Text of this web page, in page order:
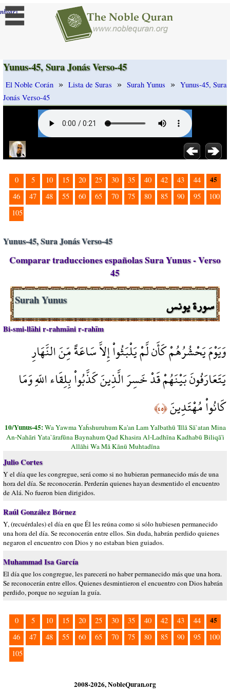
]
Yunus-45, Sura Jonás Verso-45
El Noble Corán » Lista de Suras » Surah Yunus » Yunus-45, Sura
Jonás Verso-45
0 5 10 15 20 25 30 35 40 42 43 44 45
46 47 48 55 60 65 70 75 80 85 90 95
100
105
Yunus-45, Sura Jonás Verso-45
Comparar traducciones españolas Sura Yunus - Verso
45
سورة يونس Surah Yunus
Bi-smi-llāhi r-rahmāni r-rahīm
وَيَوْمَ يَحْشُرُهُمْ كَأَن لَّمْ يَلْبَثُواْ إِلاَّ سَاعَةً مِّنَ النَّهَارِ
يَتَعَارَفُونَ بَيْنَهُمْ قَدْ خَسِرَ الَّذِينَ كَذَّبُواْ بِلِقَاء اللّهِ وَمَا
كَانُواْ مُهْتَدِينَ﴿٤٥﴾
10/Yunus-45:Wa Yawma Yaĥshuruhum Ka'an Lam Yalbathū 'Illā Sā`atan Mina
An-Nahāri Yata`ārafūna Baynahum Qad Khasira Al-Ladhīna Kadhabū Biliqā'i
Allāhi Wa Mā Kānū Muhtadīna
Julio Cortes
Y el día que les congregue, será como si no hubieran permanecido más de una
hora del día. Se reconocerán. Perderán quienes hayan desmentido el encuentro
de Alá. No fueron bien dirigidos.
Raúl González Bórnez
Y, (recuérdales) el día en que Él les reúna como si sólo hubiesen permanecido
una hora del día. Se reconocerán entre ellos. Sin duda, habrán perdido quienes
negaron el encuentro con Dios y no estaban bien guiados.
Muhammad Isa García
El día que los congregue, les parecerá no haber permanecido más que una hora.
Se reconocerán entre ellos. Quienes desmintieron el encuentro con Dios habrán
perdido, porque no seguían la guía.
0 5 10 15 20 25 30 35 40 42 43 44 45
46 47 48 55 60 65 70 75 80 85 90 95
100
105
2008-2026, NobleQuran.org